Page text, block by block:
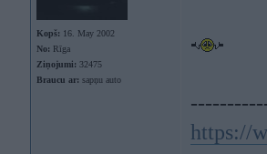
Kopš: 16. May 2002
No: Rīga
Ziņojumi: 32475
Braucu ar: sapņu auto
https://